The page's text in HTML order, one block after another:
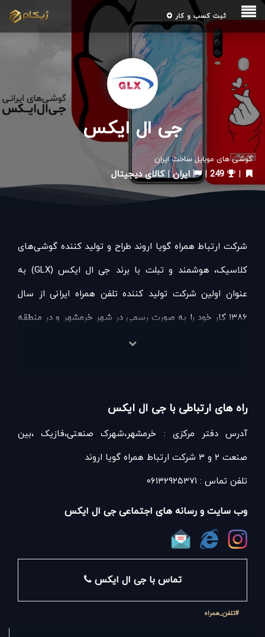
جی ال ایکس
گوشی های موبایل ساخت ایران
|
| ایران|کالای دیجیتال
ثبت کسب و کار
شرکت ارتباط همراه گویا اروند طراح و تولید کننده گوشی‌های
کلاسیک، هوشمند و تبلت با برند جی ال ایکس (GLX) به
عنوان اولین شرکت تولید کننده تلفن همراه ایرانی از سال
۱۳۸۶ کار خود را به صورت رسمی در شهر خرمشهر و در منطقه
آزاد اروند با تولید گوشی‌های ساده و کلاسیک آغاز نمود.
را در این عرصه مطرح و تبلت ایرانی جت را تولید نمود.
از سال 91 با پیشرفت چشمگیری اقدام به رونمایی از
گوشی¬های پرچمدار خود نمود و مصمم شد سالی یک یا دو
مدل گوشی پرچمدار که با تکنولوژی جهانی برابری داشته و از
نظر کیفیت و قیمت قابل رقابت باشد به بازار عرضه نماید. در
گامی مثبت در جهت پیشبرد صنعت و اقتصاد کشورمان
برداشته شد.
راه های ارتباطی با جی ال ایکس
آدرس دفتر مرکزی : خرمشهر،شهرک صنعتی،فازیک ،بین
صنعت ۲ و ۳ شرکت ارتباط همراه گویا اروند
تلفن تماس : ۰۶۱۳۲۹۲۵۳۷۱
وب سایت و رسانه های اجتماعی جی ال ایکس
تماس با جی ال ایکس
#تلفن_همراه